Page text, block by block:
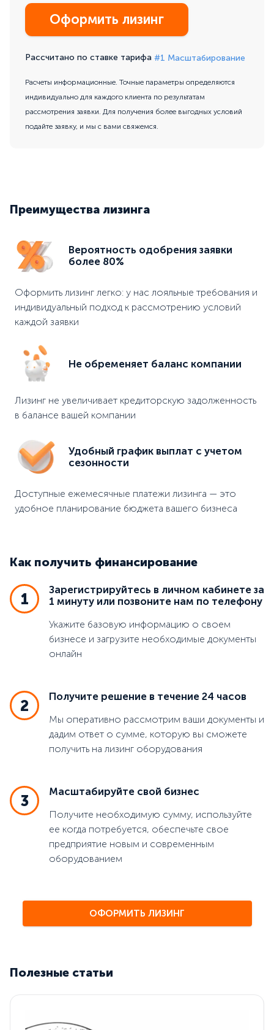
Оформить лизинг
Рассчитано по ставке тарифа #1 Масштабирование
Расчеты информационные. Точные параметры определяются
индивидуально для каждого клиента по результатам
рассмотрения заявки. Для получения более выгодных условий
подайте заявку, и мы с вами свяжемся.
Преимущества лизинга
Вероятность одобрения заявки
более 80%
Оформить лизинг легко: у нас лояльные требования и
индивидуальный подход к рассмотрению условий
каждой заявки
Не обременяет баланс компании
Лизинг не увеличивает кредиторскую задолженность
в балансе вашей компании
Удобный график выплат с учетом
сезонности
Доступные ежемесячные платежи лизинга — это
удобное планирование бюджета вашего бизнеса
Как получить финансирование
1
Зарегистрируйтесь в личном кабинете за
1 минуту или позвоните нам по телефону
Укажите базовую информацию о своем
бизнесе и загрузите необходимые документы
онлайн
2
Получите решение в течение 24 часов
Мы оперативно рассмотрим ваши документы и
дадим ответ о сумме, которую вы сможете
получить на лизинг оборудования
3
Масштабируйте свой бизнес
Получите необходимую сумму, используйте
ее когда потребуется, обеспечьте свое
предприятие новым и современным
оборудованием
ОФОРМИТЬ ЛИЗИНГ
Полезные статьи